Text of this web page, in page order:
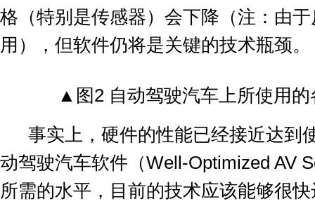
格（特别是传感器）会下降（注：由
用），但软件仍将是关键的技术瓶颈。
▲ 图2 自动驾驶汽车上所使用
事实上，硬件的性能已经接近达到
动驾驶汽车软件（Well-Optimized AV
所需的水平，目前的技术应该能够很